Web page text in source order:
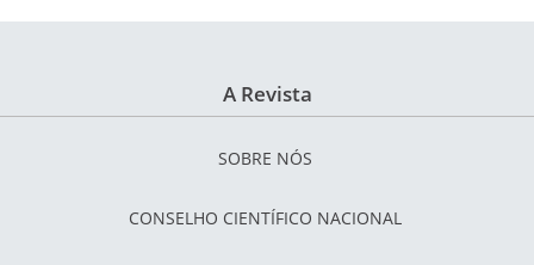
A Revista
SOBRE NÓS
CONSELHO CIENTÍFICO NACIONAL